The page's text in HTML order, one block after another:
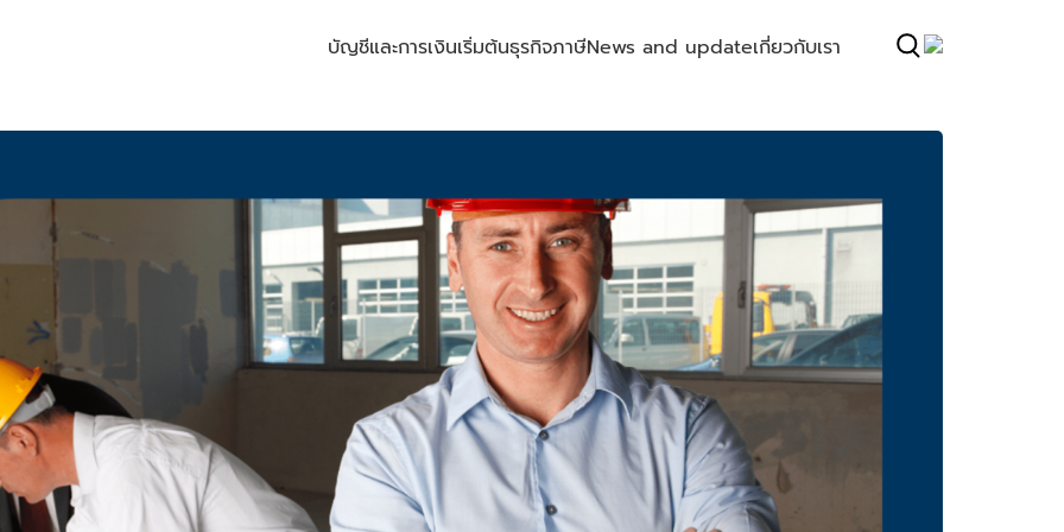
บัญชีและการเงินเริ่มต้นธุรกิจภาษีNews and updateเกี่ยวกับเรา